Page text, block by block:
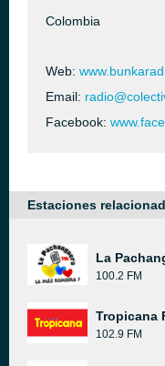
Colombia
Web:
Email:
Facebook:
Estaciones
La
100.2 FM
Tropicana
102.9 FM